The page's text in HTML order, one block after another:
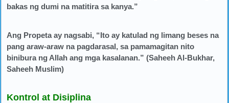
bakas ng dumi na matitira sa kanya.”
Ang Propeta ay nagsabi, “Ito ay katulad ng limang beses na
pang araw-araw na pagdarasal, sa pamamagitan nito
binibura ng Allah ang mga kasalanan.” (Saheeh Al-Bukhar,
Saheeh Muslim)
Kontrol at Disiplina